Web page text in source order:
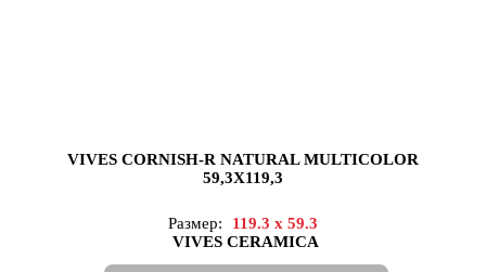
VIVES CORNISH-R NATURAL MULTICOLOR
59,3X119,3
Размер:
119.3 x 59.3
VIVES CERAMICA